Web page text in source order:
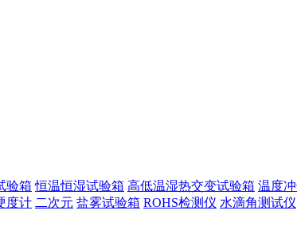
验箱 恒温恒湿试验箱 高低温湿热交变试验箱 温度
度计 二次元 盐雾试验箱 ROHS检测仪 水滴角测试仪